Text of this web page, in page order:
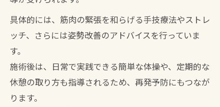
具体的には、筋肉の緊張を和らげる手技療法やストレ
ッチ、さらには姿勢改善のアドバイスを行っていま
す。
施術後は、日常で実践できる簡単な体操や、定期的な
休憩の取り方も指導されるため、再発予防にもつなが
ります。